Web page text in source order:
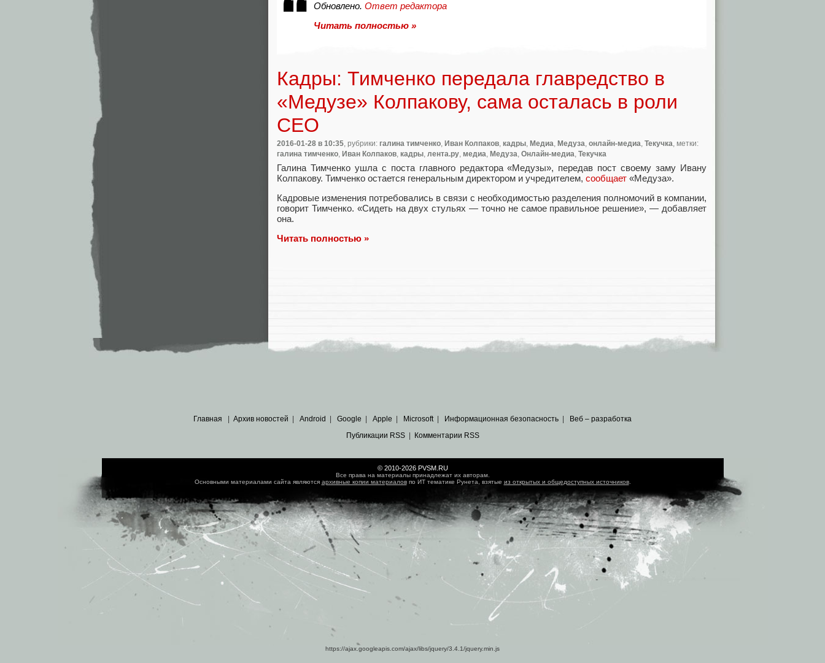
Обновлено. Ответ редактора
Читать полностью »
Кадры: Тимченко передала главредство в
«Медузе» Колпакову, сама осталась в роли
CEO
2016-01-28 в 10:35, рубрики: галина тимченко, Иван Колпаков, кадры, Медиа, Медуза, онлайн-медиа, Текучка, метки:
галина тимченко, Иван Колпаков, кадры, лента.ру, медиа, Медуза, Онлайн-медиа, Текучка
Галина Тимченко ушла с поста главного редактора «Медузы», передав пост своему заму Ивану
Колпакову. Тимченко остается генеральным директором и учредителем, сообщает «Медуза».
Кадровые изменения потребовались в связи с необходимостью разделения полномочий в компании,
говорит Тимченко. «Сидеть на двух стульях — точно не самое правильное решение», — добавляет
она.
Читать полностью »
Главная Архив новостей Android Google Apple Microsoft| Информационная безопасность
Веб – разработка
Публикации RSS| Комментарии RSS
© 2010-2026 PVSM.RU
Все права на материалы принадлежат их авторам.
Основными материалами сайта являются архивные копии материаловпо ИТ тематике Рунета, взятые из открытых и общедоступных источников.
https://ajax.googleapis.com/ajax/libs/jquery/3.4.1/jquery.min.js